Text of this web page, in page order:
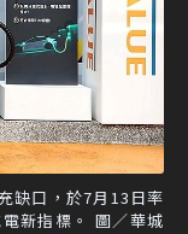
缺口，於7月13日率
新指標。 圖／華城